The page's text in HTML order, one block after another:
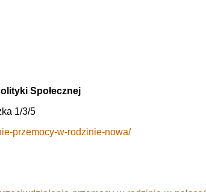
Społecznej
1/3/5
przemocy-w-rodzinie-nowa/